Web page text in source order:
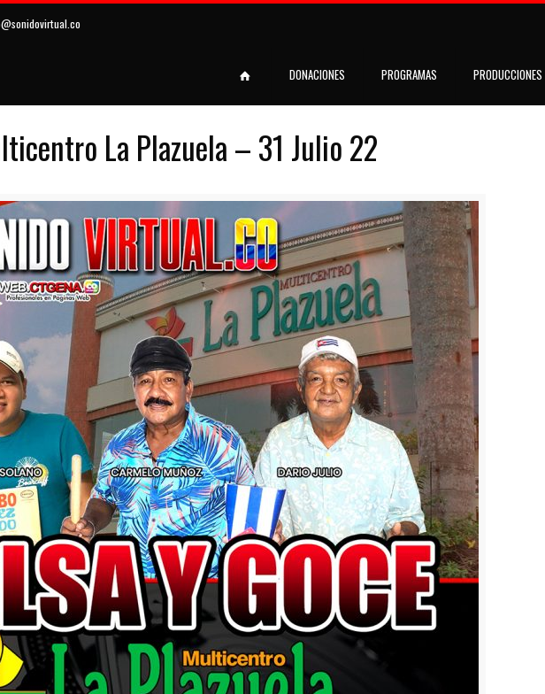
DONACIONES PROGRAMAS PRODUCCIONES
La Plazuela – 31 Julio 22